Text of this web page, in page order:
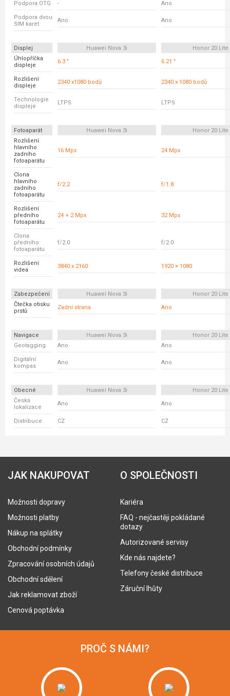
Podpora OTG - Ano
Podpora dvou
SIM karet
Ano Ano
Displej Huawei Nova 3i
Honor 20 Lite
Úhlopříčka
displeje
6.3 " 6.21 "
Rozlišení
displeje
2340 x1080 bodů 2340 x 1080 bodů
Technologie
displeje
LTPS LTPS
Fotoaparát Huawei Nova 3i
Honor 20 Lite
Rozlišení
hlavního
zadního
fotoaparátu
16 Mpx 24 Mpx
Clona
hlavního
zadního
fotoaparátu
f/2.2 f/1.8
Rozlišení
předního
fotoaparátu
24 + 2 Mpx 32 Mpx
Clona
předního
fotoaparátu
f/2.0 f/2.0
Rozlišení
videa
3840 x 2160 1920 × 1080
Zabezpečení Huawei Nova 3i
Honor 20 Lite
Čtečka otisku
prstů
Zadní strana Ano
Navigace Huawei Nova 3i
Honor 20 Lite
Geotagging
Ano Ano
Digitální
kompas
Ano Ano
Obecné Huawei Nova 3i
Honor 20 Lite
Česká
lokalizace
Ano Ano
Distribuce CZ CZ
JAK NAKUPOVAT
Možnosti dopravy
Možnosti platby
Nákup na splátky
Obchodní podmínky
Zpracování osobních údajů
Obchodní sdělení
Jak reklamovat zboží
Cenová poptávka
O SPOLEČNOSTI
Kariéra
FAQ - nejčastěji pokládané
dotazy
Autorizované servisy
Kde nás najdete?
Telefony české distribuce
Záruční lhůty
PROČ S NÁMI?